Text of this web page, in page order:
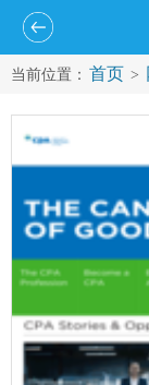
当前位置： 首页 >